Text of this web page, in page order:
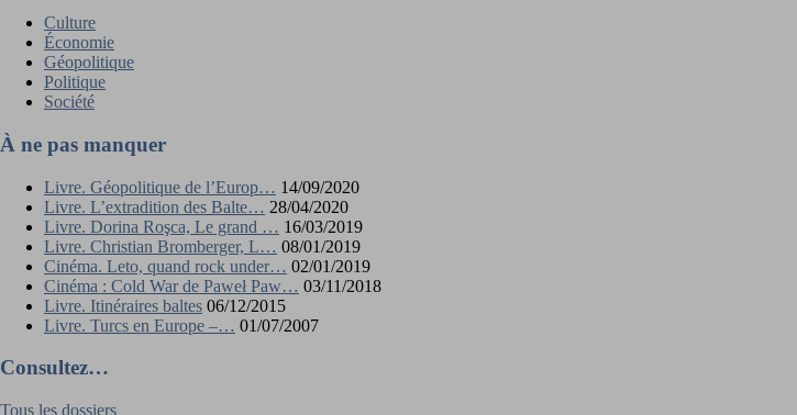
Culture
Économie
Géopolitique
Politique
Société
À ne pas manquer
Livre. Géopolitique de l’Europ… 14/09/2020
Livre. L’extradition des Balte… 28/04/2020
Livre. Dorina Roşca, Le grand … 16/03/2019
Livre. Christian Bromberger, L… 08/01/2019
Cinéma. Leto, quand rock under… 02/01/2019
Cinéma : Cold War de Paweł Paw… 03/11/2018
Livre. Itinéraires baltes 06/12/2015
Livre. Turcs en Europe –… 01/07/2007
Consultez…
Tous les dossiers